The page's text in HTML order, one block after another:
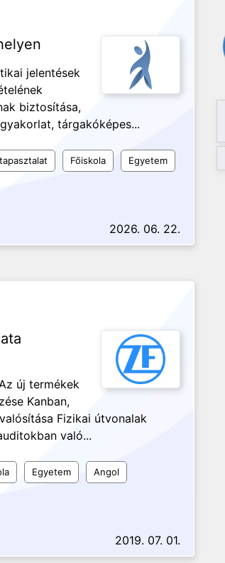
jelentések
biztosítása,
tárgakóképes...
Főiskola Egyetem
2026. 06. 22.
új termékek
Kanban,
Fizikai útvonalak
való...
Egyetem Angol
2019. 07. 01.